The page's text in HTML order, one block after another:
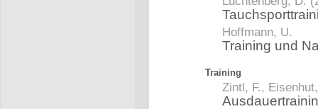
Hoffmann, U.
Training und
Training
Zintl, F.,